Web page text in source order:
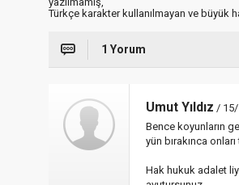
Türkçe karakter kullanılmayan ve büyük
1 Yorum
Umut Yıldız / 15/
Bence koyunların
yün bırakınca
Hak hukuk adalet